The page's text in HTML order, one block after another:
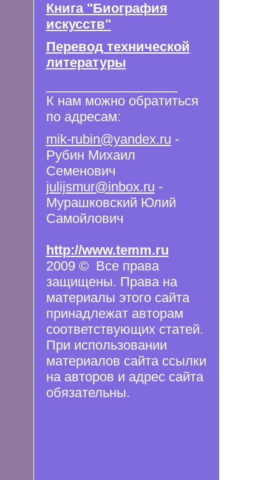
Книга "Биография
искусств"
Перевод технической
литературы
К нам можно обратиться
по адресам:
mik-rubin@yandex.ru -
Рубин Михаил
Семенович
julijsmur@inbox.ru -
Мурашковский Юлий
Самойлович
http://www.temm.ru
2009 © Все права
защищены. Права на
материалы этого сайта
принадлежат авторам
соответствующих статей.
При использовании
материалов сайта ссылки
на авторов и адрес сайта
обязательны.